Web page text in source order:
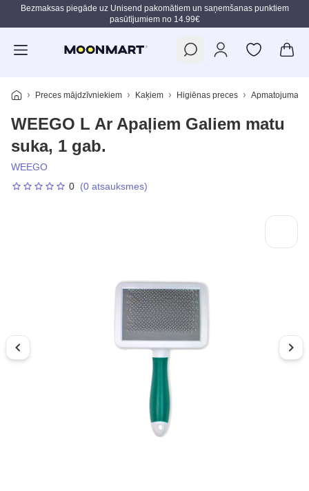
Pāriet uz galveno saturu
Bezmaksas piegāde uz Unisend pakomātiem un saņemšanas punktiem
pasūtījumiem no 14.99€
Preces mājdzīvniekiem Kaķiem Higiēnas preces Apmatojuma
WEEGO L Ar Apaļiem Galiem matu
suka, 1 gab.
WEEGO
0 (0 atsauksmes)